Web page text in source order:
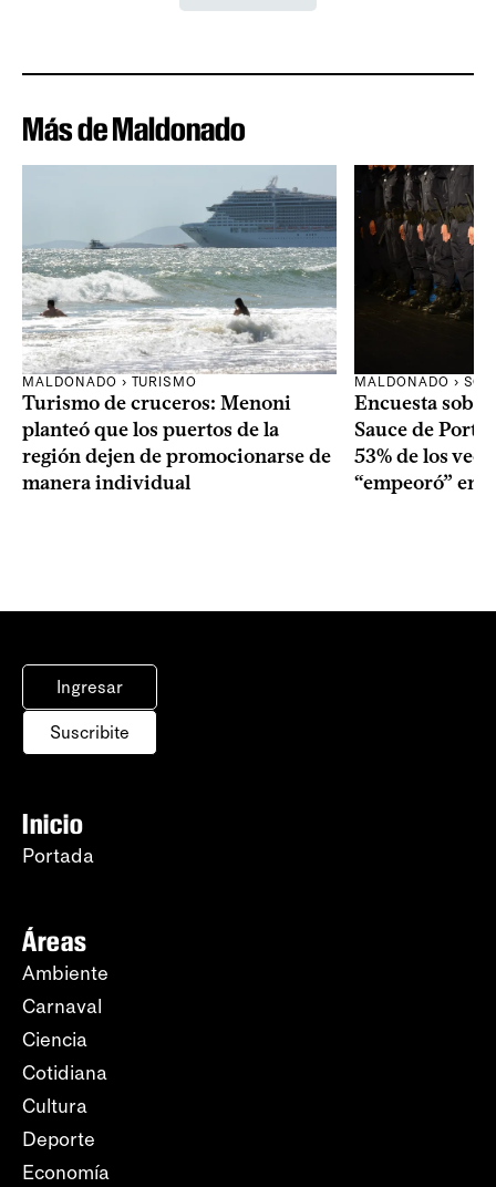
Más de Maldonado
MALDONADO › TURISMO
Turismo de cruceros: Menoni
planteó que los puertos de la
región dejen de promocionarse de
manera individual
MALDONADO ›
Encuesta
Sauce de
53% de los
“empeoró” en
Ingresar
Suscribite
Inicio
Portada
Áreas
Ambiente
Carnaval
Ciencia
Cotidiana
Cultura
Deporte
Economía